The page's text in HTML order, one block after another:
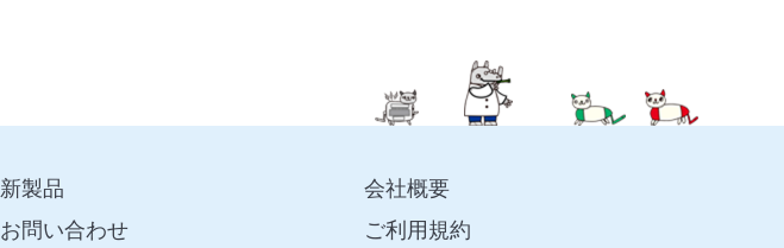
新製品
お問い合わせ
会社概要
ご利用規約